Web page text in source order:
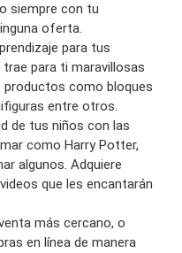
siempre con tu
oferta.
para tus
para ti maravillosas
productos como bloques
entre otros.
de tus niños con las
como Harry Potter,
algunos. Adquiere
que les encantarán
más cercano, o
en línea de manera